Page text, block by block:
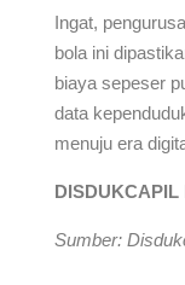
Ingat,
bola ini
biaya sepeser
data
menuju era
Sumber: